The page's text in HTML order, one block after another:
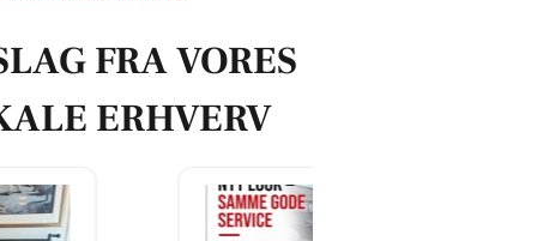
FRA VORES
ERHVERV